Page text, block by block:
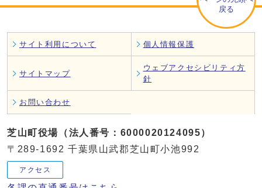
戻る
サイト利用について 個人情報保護
サイトマップ
ウェブアクセシビリティ方
針
お問い合わせ
芝山町役場（法人番号：6000020124095）
〒289-1692 千葉県山武郡芝山町小池992
アクセス